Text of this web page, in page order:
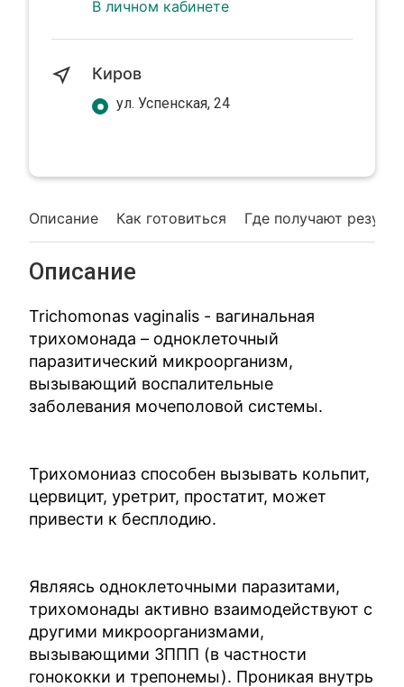
Описание Как готовиться Где получают
Описание
Trichomonas vaginalis - вагинальная
трихомонада – одноклеточный
паразитический микроорганизм,
вызывающий воспалительные
заболевания мочеполовой системы.
Трихомониаз способен вызывать кольпит,
цервицит, уретрит, простатит, может
привести к бесплодию.
Являясь одноклеточными паразитами,
трихомонады активно взаимодействуют с
другими микроорганизмами,
вызывающими ЗППП (в частности
гонококки и трепонемы). Проникая внутрь
В личном кабинете
Киров
ул. Успенская, 24